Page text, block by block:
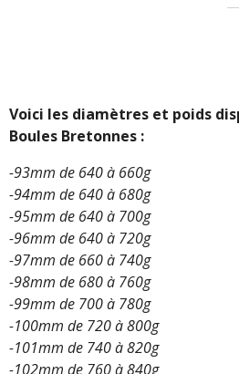
Voici les diamètres et poids
Boules Bretonnes :
-93mm de 640 à 660g
-94mm de 640 à 680g
-95mm de 640 à 700g
-96mm de 640 à 720g
-97mm de 660 à 740g
-98mm de 680 à 760g
-99mm de 700 à 780g
-100mm de 720 à 800g
-101mm de 740 à 820g
-102mm de 760 à 840g